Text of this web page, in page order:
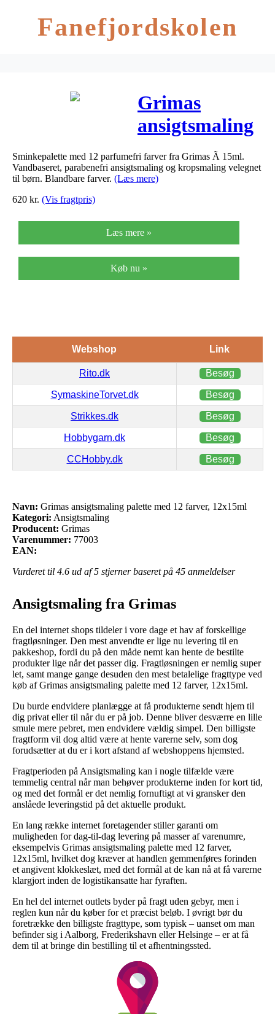
Fanefjordskolen
Grimas
ansigtsmaling
palette med 12
farver,
Sminkepalette med 12 parfumefri farver fra Grimas Ã 15ml.
Vandbaseret, parabenefri ansigtsmaling og kropsmaling velegnet
til børn. Blandbare farver. (Læs mere)
620 kr. (Vis fragtpris)
Læs mere »
Køb nu »
Webshop Link
Rito.dk Besøg
SymaskineTorvet.dk Besøg
Strikkes.dk Besøg
Hobbygarn.dk Besøg
CCHobby.dk Besøg
Navn: Grimas ansigtsmaling palette med 12 farver, 12x15ml
Kategori: Ansigtsmaling
Producent: Grimas
Varenummer: 77003
EAN:
Vurderet til 4.6 ud af 5 stjerner baseret på 45 anmeldelser
Ansigtsmaling fra Grimas
En del internet shops tildeler i vore dage et hav af forskellige
fragtløsninger. Den mest anvendte er lige nu levering til en
pakkeshop, fordi du på den måde nemt kan hente de bestilte
produkter lige når det passer dig. Fragtløsningen er nemlig super
let, samt mange gange desuden den mest betalelige fragttype ved
køb af Grimas ansigtsmaling palette med 12 farver, 12x15ml.
Du burde endvidere planlægge at få produkterne sendt hjem til
dig privat eller til når du er på job. Denne bliver desværre en lille
smule mere pebret, men endvidere vældig simpel. Den billigste
fragtform vil dog altid være at hente varerne selv, som dog
forudsætter at du er i kort afstand af webshoppens hjemsted.
Fragtperioden på Ansigtsmaling kan i nogle tilfælde være
temmelig central når man behøver produkterne inden for kort tid,
og med det formål er det nemlig fornuftigt at vi gransker den
anslåede leveringstid på det aktuelle produkt.
En lang række internet foretagender stiller garanti om
muligheden for dag-til-dag levering på masser af varenumre,
eksempelvis Grimas ansigtsmaling palette med 12 farver,
12x15ml, hvilket dog kræver at handlen gemmenføres forinden
et angivent klokkeslæt, med det formål at de kan nå at få varerne
klargjort inden de logistikansatte har fyraften.
En hel del internet outlets byder på fragt uden gebyr, men i
reglen kun når du køber for et præcist beløb. I øvrigt bør du
foretrække den billigste fragttype, som typisk – uanset om man
befinder sig i Aalborg, Frederikshavn eller Helsinge – er at få
dem til at bringe din bestilling til et afhentningssted.